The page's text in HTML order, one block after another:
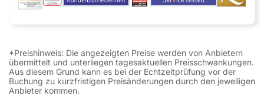
*Preishinweis: Die angezeigten Preise werden von Anbietern
übermittelt und unterliegen tagesaktuellen Preisschwankungen.
Aus diesem Grund kann es bei der Echtzeitprüfung vor der
Buchung zu kurzfristigen Preisänderungen durch den jeweiligen
Anbieter kommen.